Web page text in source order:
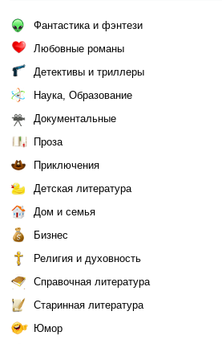
Фантастика и фэнтези
Любовные романы
Детективы и триллеры
Наука, Образование
Документальные
Проза
Приключения
Детская литература
Дом и семья
Бизнес
Религия и духовность
Справочная литература
Старинная литература
Юмор